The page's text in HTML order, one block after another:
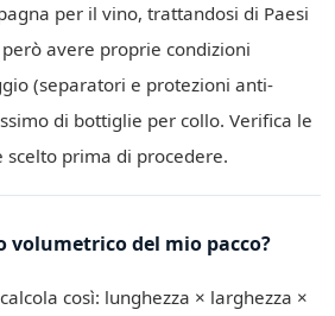
per il vino, trattandosi di Paesi
avere proprie condizioni
(separatori e protezioni anti-
di bottiglie per collo. Verifica le
prima di procedere.
volumetrico del mio pacco?
così: lunghezza × larghezza ×